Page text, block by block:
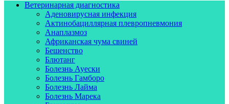
Ветеринарная диагностика
Аденовирусная инфекция
Актинобациллярная плевропневмония
Анаплазмоз
Африканская чума свиней
Бешенство
Блютанг
Болезнь Ауески
Болезнь Гамборо
Болезнь Лайма
Болезнь Марека